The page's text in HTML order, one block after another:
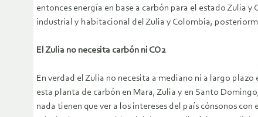
entonces energía en base a carbón para el estado Zulia
industrial y habitacional del Zulia y Colombia,
El Zulia no necesita carbón ni CO2
En verdad el Zulia no necesita a mediano ni a largo
esta planta de carbón en Mara, Zulia y en Santo
nada tienen que ver a los intereses del país cónsonos